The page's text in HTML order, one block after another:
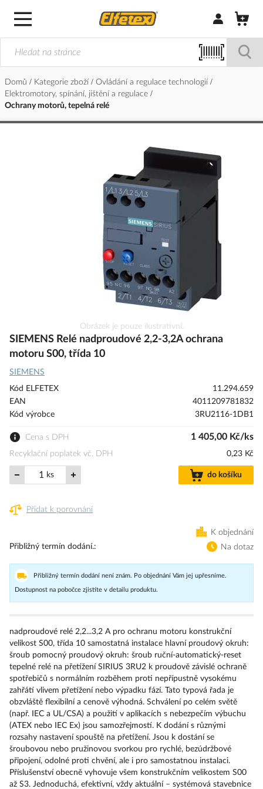
Přihlásit/
Domů Kategorie zboží
Ovládání a regulace technologií
Elektromotory, spínání, jištění a regulace
Ochrany motorů, tepelná relé
na
začátek
s
obrázky
Obrázek je pouze ilustrativní.
SIEMENS Relé nadproudové 2,2-3,2A ochrana
motoru S00, třída 10
SIEMENS
Kód ELFETEX
11.294.659
EAN
4011209781832
Kód výrobce
3RU2116-1DB1
Cena s DPH 1 405,00 Kč/ks
Recyklační poplatek vč. DPH 0,23 Kč
ks do košíku
Přidat k porovnání
K objednání
Přibližný termín dodání.
Na dotaz
Přibližný termín dodání není znám. Po objednání Vám jej upřesníme.
Dostupnost na pobočce zjistíte v detailu produktu.
nadproudové relé 2,2...3,2 A pro ochranu motoru konstrukční
velikost S00, třída 10 samostatná instalace hlavní proudový okruh:
šroub pomocný proudový okruh: šroub ruční-automatický-reset
tepelné relé na přetížení SIRIUS 3RU2 k proudově závislé ochraně
spotřebičů s normálním rozběhem proti nepřípustně vysokému
zahřátí vlivem přetížení nebo výpadku fází. Tato typová řada je
obzvláště flexibilní a cenově výhodná. Schválení po celém světě
(např. IEC a UL/CSA) a použití v aplikacích s nebezpečím výbuchu
(ATEX nebo IEC Ex) jsou samozřejmostí. K dodání s různými
rozsahy nastavení spouště na přetížení. Jsou k dostání se
šroubovou nebo pružinovou svorkou pro rychlé, bezúdržbové
připojení, odolné proti chvění, ale i pro samostatnou instalaci.
Příslušenství obecně vyhovuje všem konstrukčním velikostem S00
až S3. Jednoduchá, efektivní, vždy aktuální – systémová stavebnice